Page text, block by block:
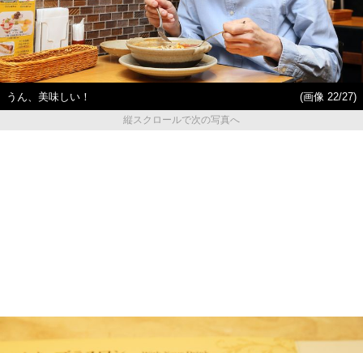
うん、美味しい！
(画像 22/27)
縦スクロールで次の写真へ